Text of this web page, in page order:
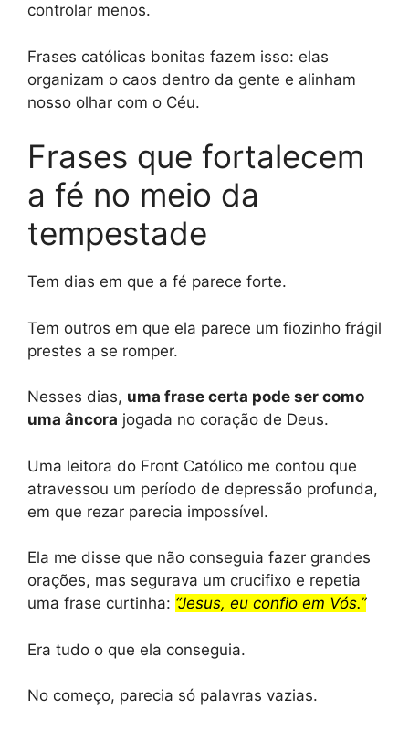
controlar menos.
Frases católicas bonitas fazem isso: elas
organizam o caos dentro da gente e alinham
nosso olhar com o Céu.
Frases que fortalecem
a fé no meio da
tempestade
Tem dias em que a fé parece forte.
Tem outros em que ela parece um fiozinho frágil
prestes a se romper.
Nesses dias, uma frase certa pode ser como
uma âncora jogada no coração de Deus.
Uma leitora do Front Católico me contou que
atravessou um período de depressão profunda,
em que rezar parecia impossível.
Ela me disse que não conseguia fazer grandes
orações, mas segurava um crucifixo e repetia
uma frase curtinha: “Jesus, eu confio em Vós.”
Era tudo o que ela conseguia.
No começo, parecia só palavras vazias.